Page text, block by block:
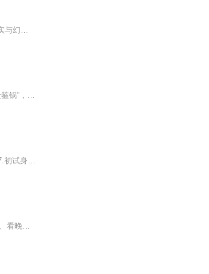
以“书包里的孙悟空”作为小说的文本基础，使得情节新鲜别致，文字逗趣活泼，想象力别具一格，并将现实与幻想融合在一起，把呵护孩子们的天性当成了努力的方向。 ...
每日更新，爆笑不停！孙悟空不闹天宫了——他开饭店了！从花果山小破村出来的愣头青孙悟空，背着一口“金箍锅”，翻山越岭来到城里。他拜师菩提厨师学校，学了一身颠锅炒菜的本事，被猎头太白金星挖进了全城最大的“天庭大饭店”。结果呢？说好的“上灶炒...
这本书有三个内容一、特别礼物 1.偶遇猴王 2. 大圣感冒 3.被逐师门 4.引走罗毛毛 5. 不打不相交 6.相赠变化 7.初试身手 8.大战恐龙 9.原来如此二、特别实验 1.喷泉烟雾 2. 室外变化 3. 飞行与跳舞 4. 隐形衣服 5. 三次变化三、非常真假 1.好坏之争 2.真假鲁格格 3. 两个女儿 4.铁头伤心 5.出乎意料 6.难舍难分
小同学们，想和孙悟空一起逛乡村吗？在这里，齐天大圣会从故事书里跳出来，带着村里的小动物们去采仙桃、看晚霞！卓越的回族儿童文学作家郭风爷爷，用神奇的文笔让花朵会说话、溪水会唱歌、动物会淘气。主播“清菊有声”也是资深语言文学工作者，会用清朗...